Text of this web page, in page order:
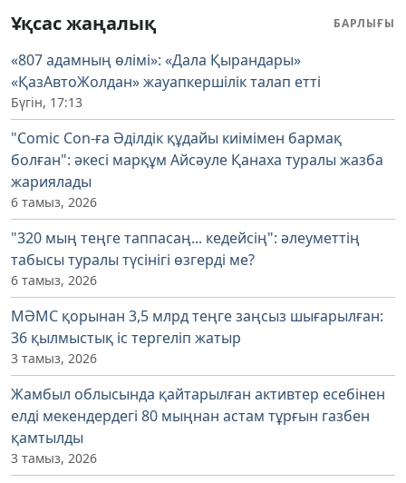
Ұқсас жаңалық БАРЛЫҒЫ
«807 адамның өлімі»: «Дала Қырандары»
«ҚазАвтоЖолдан» жауапкершілік талап етті
Бүгін, 17:13
"Comic Con-ға Әділдік құдайы киімімен бармақ
болған": әкесі марқұм Айсәуле Қанаха туралы жазба
жариялады
6 тамыз, 2026
"320 мың теңге таппасаң... кедейсің": әлеуметтің
табысы туралы түсінігі өзгерді ме?
6 тамыз, 2026
МӘМС қорынан 3,5 млрд теңге заңсыз шығарылған:
36 қылмыстық іс тергеліп жатыр
3 тамыз, 2026
Жамбыл облысында қайтарылған активтер есебінен
елді мекендердегі 80 мыңнан астам тұрғын газбен
қамтылды
3 тамыз, 2026